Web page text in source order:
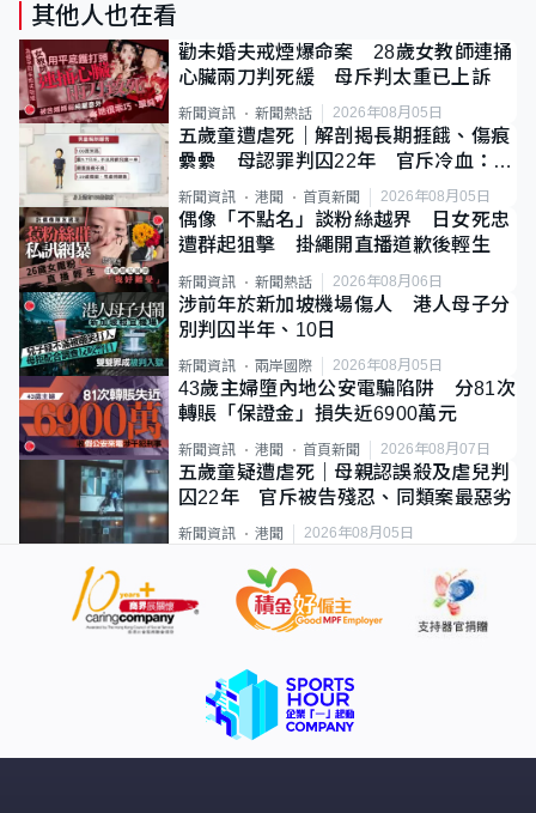
其他人也在看
勸未婚夫戒煙爆命案 28歲女教師連捅
心臟兩刀判死緩 母斥判太重已上訴
新聞資訊 新聞熱話 2026年08月05日
五歲童遭虐死｜解剖揭長期捱餓、傷痕
纍纍 母認罪判囚22年 官斥冷血：同
類案最惡劣
新聞資訊 港聞 首頁新聞 2026年08月05日
偶像「不點名」談粉絲越界 日女死忠
遭群起狙擊 掛繩開直播道歉後輕生
新聞資訊 新聞熱話 2026年08月06日
涉前年於新加坡機場傷人 港人母子分
別判囚半年、10日
新聞資訊 兩岸國際 2026年08月05日
43歲主婦墮內地公安電騙陷阱 分81次
轉賬「保證金」損失近6900萬元
新聞資訊 港聞 首頁新聞 2026年08月07日
五歲童疑遭虐死｜母親認誤殺及虐兒判
囚22年 官斥被告殘忍、同類案最惡劣
新聞資訊 港聞 2026年08月05日